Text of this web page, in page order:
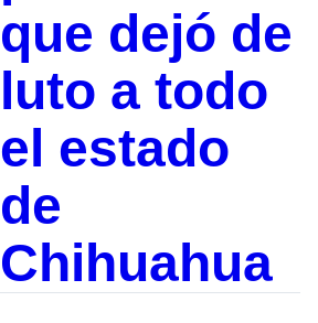
que dejó de
luto a todo
el estado
de
Chihuahua